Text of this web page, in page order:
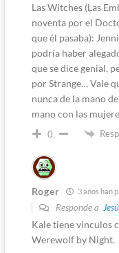
Las Witches (Las
noventa por el
que él pasaba):
podría haber
que se dice genial,
por Strange… Vale
nunca de la mano
mano con las
0
Roger 3 años han
Responde a
Kale tiene vinculos
Werewolf by Night.